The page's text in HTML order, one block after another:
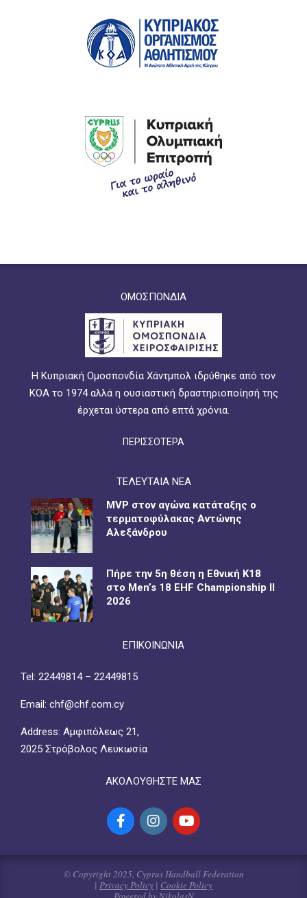
ΟΜΟΣΠΟΝΔΙΑ
Η Κυπριακή Ομοσπονδία Χάντμπολ ιδρύθηκε από τον
ΚΟΑ το 1974 αλλά η ουσιαστική δραστηριοποίησή της
έρχεται ύστερα από επτά χρόνια.
ΠΕΡΙΣΣΟΤΕΡΑ
ΤΕΛΕΥΤΑΙΑ ΝΕΑ
MVP στον αγώνα κατάταξης ο
τερματοφύλακας Αντώνης
Αλεξάνδρου
Πήρε την 5η θέση η Εθνική Κ18
στο Men’s 18 EHF Championship II
2026
ΕΠΙΚΟΙΝΩΝΙΑ
Tel: 22449814 – 22449815
Email: chf@chf.com.cy
Address: Αμφιπόλεως 21,
2025 Στρόβολος Λευκωσία
ΑΚΟΛΟΥΘΗΣΤΕ ΜΑΣ
© Copyright 2025, Cyprus Handball Federation
| Privacy Policy | Cookie Policy